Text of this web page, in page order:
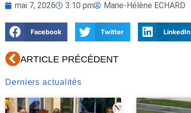
mai 7, 2026 3:10 pm Marie-Hélène ECHARD
Facebook Twitter LinkedIn
Précédent
ARTICLE PRÉCÉDENT
Derniers actualités